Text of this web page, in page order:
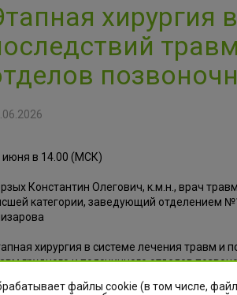
хирургия
июня в 14.00 (МСК)
Константин Олегович, к.м.н., врач
категории, заведующий отделением
хирургия в системе лечения травм и
грудного и поясничного отделов
разъяснение по вопросу
файлы cookie (в том числе,